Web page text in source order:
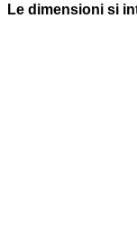
Le dimensioni si